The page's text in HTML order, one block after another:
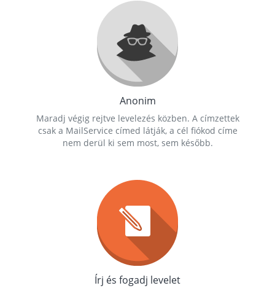
Anonim
Maradj végig rejtve levelezés közben. A címzettek
csak a MailService címed látják, a cél fiókod címe
nem derül ki sem most, sem később.
Írj és fogadj levelet